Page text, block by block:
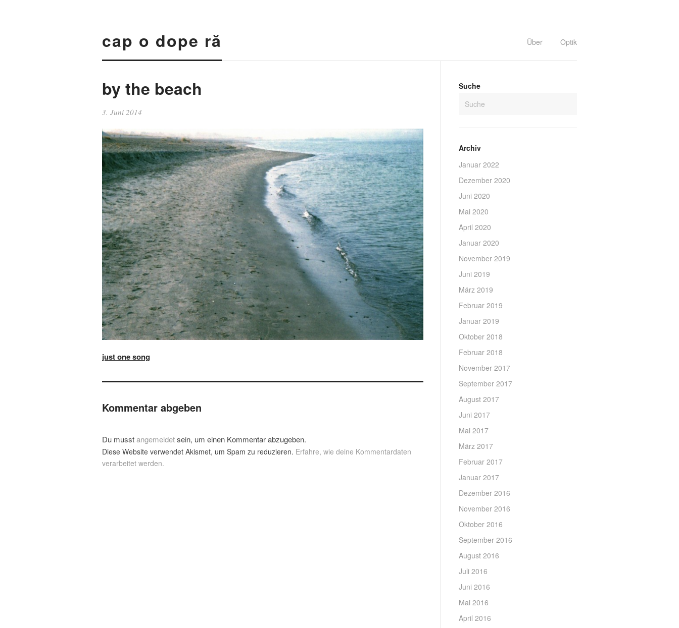
cap o dope ră Über Optik
by the beach
3. Juni 2014
just one song
Kommentar abgeben
Du musstangemeldetsein, um einen Kommentar abzugeben.
Diese Website verwendet Akismet, um Spam zu reduzieren. Erfahre, wie deine Kommentardaten
verarbeitet werden.
Suche
Archiv
Januar 2022
Dezember 2020
Juni 2020
Mai 2020
April 2020
Januar 2020
November 2019
Juni 2019
März 2019
Februar 2019
Januar 2019
Oktober 2018
Februar 2018
November 2017
September 2017
August 2017
Juni 2017
Mai 2017
März 2017
Februar 2017
Januar 2017
Dezember 2016
November 2016
Oktober 2016
September 2016
August 2016
Juli 2016
Juni 2016
Mai 2016
April 2016